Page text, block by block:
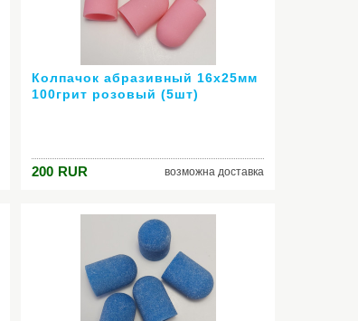
Колпачок абразивный 16х25мм
100грит розовый (5шт)
200 RUR возможна доставка